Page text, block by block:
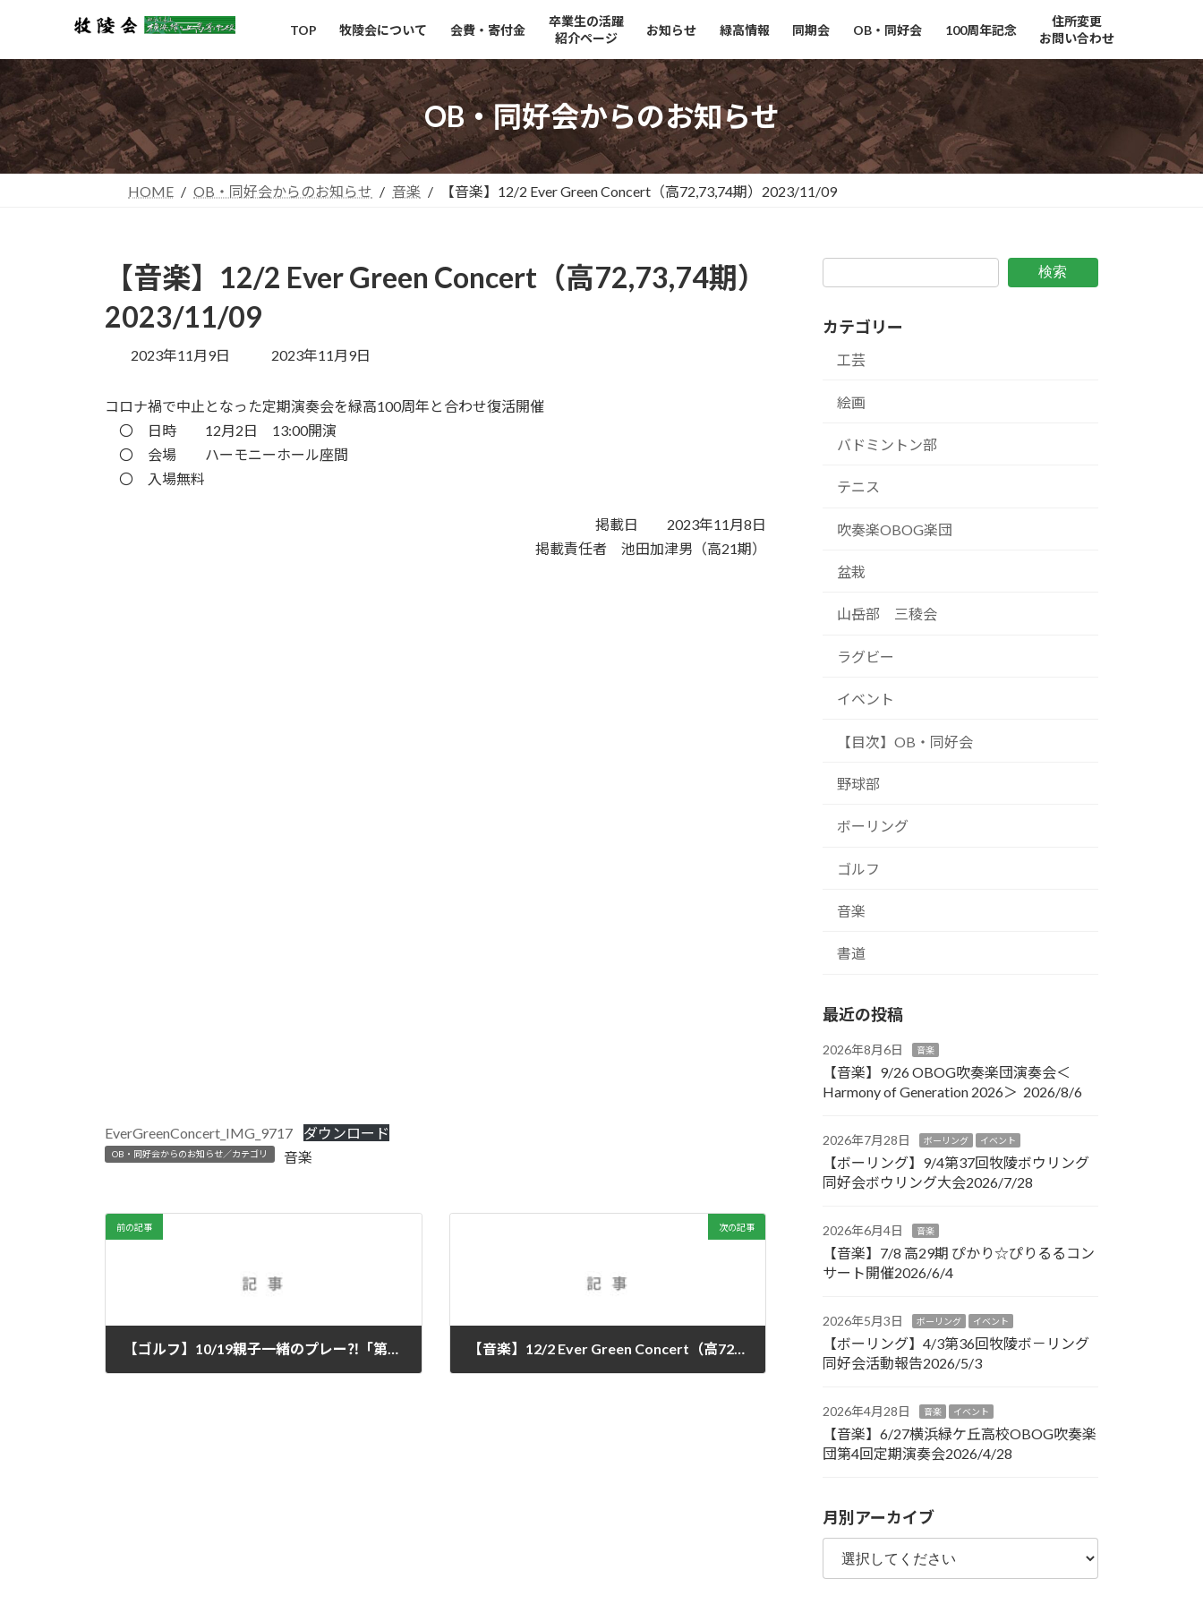
ン
へ
ス
キ
ー
ョ
ン
に
TOP 牧陵会について 会費・寄付金
卒業生の活躍
紹介ページ
お知らせ 緑高情報 同期会 OB・同好会 100周年記念
住所変更
お問い合わせ
OB・同好会からのお知らせ
HOME OB・同好会からのお知らせ 音楽 【音楽】12/2 Ever Green Concert（高72,73,74期）2023/11/09
【音楽】12/2 Ever Green Concert（高72,73,74期）
2023/11/09
2023年11月9日
最
更
新
日
時
2023年11月9日
コロナ禍で中止となった定期演奏会を緑高100周年と合わせ復活開催
〇 日時 12月2日 13:00開演
〇 会場 ハーモニーホール座間
〇 入場無料
掲載日 2023年11月8日
掲載責任者 池田加津男（高21期）
EverGreenConcert_IMG_9717 ダウンロード
OB・同好会からのお知らせ／カテゴリ 音楽
前の記事
【ゴルフ】10/19親子一緒のプレー⁈「第12回牧陵ゴルフコンペ」のご報告 2023/10/30
次の記事
【音楽】12/2 Ever Green Concert（高72,73,74期)報告 2023/12/3
検索
カテゴリー
工芸
絵画
バドミントン部
テニス
吹奏楽OBOG楽団
盆栽
山岳部 三稜会
ラグビー
イベント
【目次】OB・同好会
野球部
ボーリング
ゴルフ
音楽
書道
最近の投稿
2026年8月6日 音楽
【音楽】9/26 OBOG吹奏楽団演奏会＜
Harmony of Generation 2026＞ 2026/8/6
2026年7月28日 ボーリング イベント
【ボーリング】9/4第37回牧陵ボウリング
同好会ボウリング大会2026/7/28
2026年6月4日 音楽
【音楽】7/8 高29期 ぴかり☆ぴりるるコン
サート開催2026/6/4
2026年5月3日 ボーリング イベント
【ボーリング】4/3第36回牧陵ボ－リング
同好会活動報告2026/5/3
2026年4月28日 音楽 イベント
【音楽】6/27横浜緑ケ丘高校OBOG吹奏楽
団第4回定期演奏会2026/4/28
月別アーカイブ